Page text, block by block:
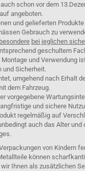
schon vor dem
angeboten.
und gelieferten
Gebrauch zu
bei jeglichen
geschultem
und Verwendung
und Sicherheit.
umgehend nach Erhalt
dem Fahrzeug.
vorgegebene
und sichere
regelmäßig auf
auch das Alter
von Kindern
können
Ihnen als zusätzlichen